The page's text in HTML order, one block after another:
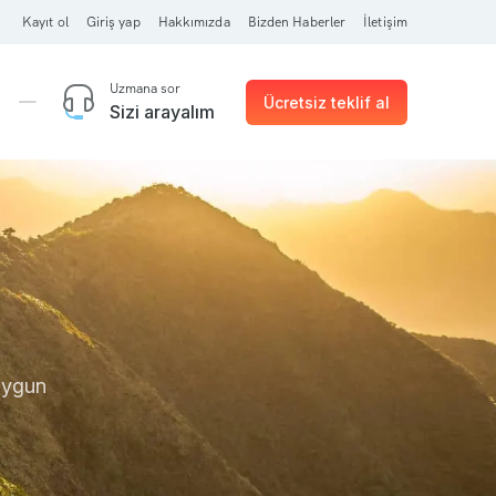
Kayıt ol Giriş yap Hakkımızda Bizden Haberler İletişim
Uzmana sor
Sizi arayalım Ücretsiz teklif al